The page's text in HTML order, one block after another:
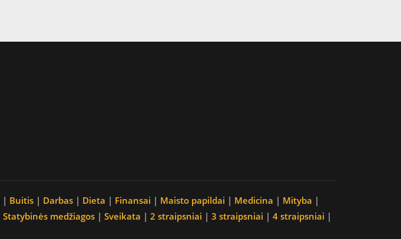
| Buitis | Darbas | Dieta | Finansai | Maisto papildai | Medicina | Mityba |
Statybinės medžiagos | Sveikata | 2 straipsniai | 3 straipsniai | 4 straipsniai |